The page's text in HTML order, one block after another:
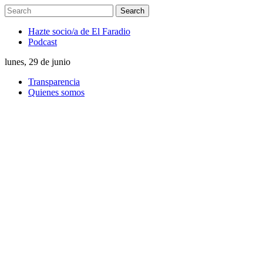
Hazte socio/a de El Faradio
Podcast
lunes, 29 de junio
Transparencia
Quienes somos